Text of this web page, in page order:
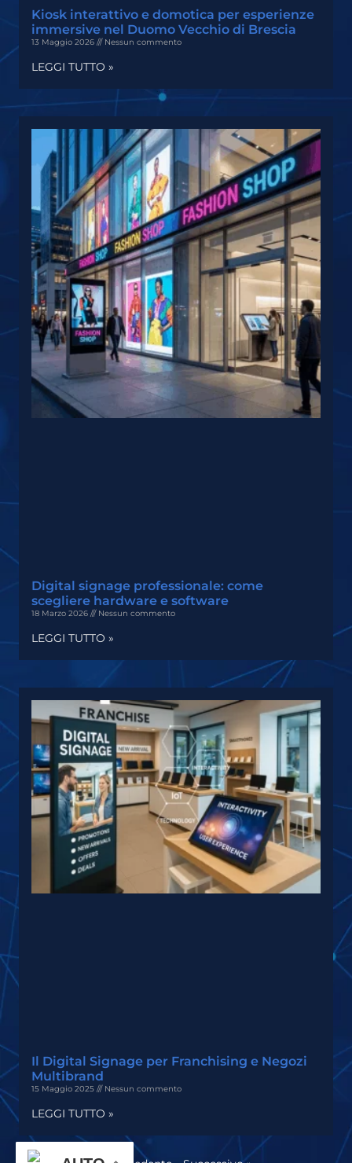
Kiosk interattivo e domotica per esperienze
immersive nel Duomo Vecchio di Brescia
13 Maggio 2026 Nessun commento
LEGGI TUTTO »
Digital signage professionale: come
scegliere hardware e software
18 Marzo 2026 Nessun commento
LEGGI TUTTO »
Il Digital Signage per Franchising e Negozi
Multibrand
15 Maggio 2025 Nessun commento
LEGGI TUTTO »